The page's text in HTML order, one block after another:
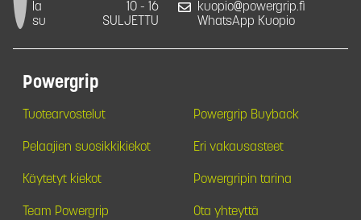
la
10 - 16
su
SULJETTU
kuopio@powergrip.fi
WhatsApp Kuopio
Powergrip
Tuotearvostelut Powergrip Buyback
Pelaajien suosikkikiekot Eri vakausasteet
Käytetyt kiekot Powergripin tarina
Team Powergrip Ota yhteyttä